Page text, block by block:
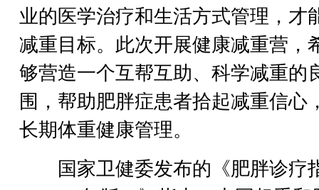
业的医学治疗和生活方式管理，才
减重目标。此次开展健康减重营，
够营造一个互帮互助、科学减重的
围，帮助肥胖症患者拾起减重信心
长期体重健康管理。
国家卫健委发布的《肥胖诊疗